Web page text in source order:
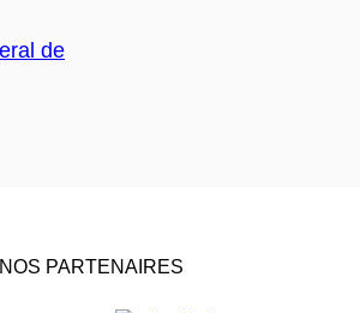
NOS PARTENAIRES